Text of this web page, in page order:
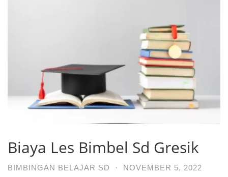
Biaya Les Bimbel Sd Gresik
BIMBINGAN BELAJAR SD · NOVEMBER 5, 2022